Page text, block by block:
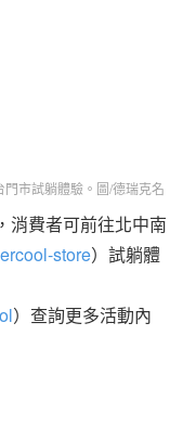
市試躺體驗。圖/德瑞克名
消費者可前往北中南
store）試躺體
）查詢更多活動內